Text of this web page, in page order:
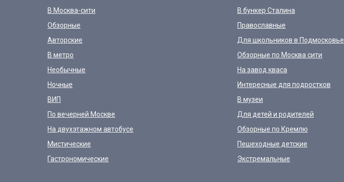
В Москва-сити
Обзорные
Авторские
В метро
Необычные
Ночные
ВИП
По вечерней Москве
На двухэтажном автобусе
Мистические
Гастрономические
В бункер Сталина
Православные
Для школьников в Подмосковье
Обзорные по Москва сити
На завод кваса
Интересные для подростков
В музеи
Для детей и родителей
Обзорные по Кремлю
Пешеходные детские
Экстремальные